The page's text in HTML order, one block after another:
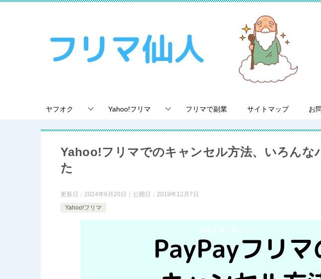
ヤフオク Yahoo!フリマ フリマで副業 サイトマップ お
Yahoo!フリマでのキャンセル方法、いろんな
た
更新日： 2024年6月20日 公開日： 2019年12月7日
Yahoo!フリマ